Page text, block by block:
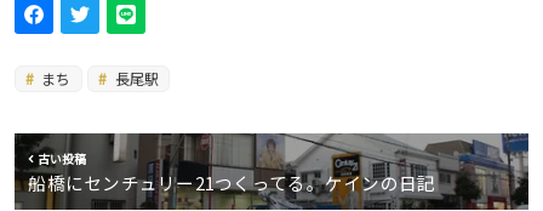
まち 長尾駅
古い投稿
船橋にセンチュリー21つくってる。ケインの日記